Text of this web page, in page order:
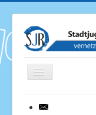
Toggle